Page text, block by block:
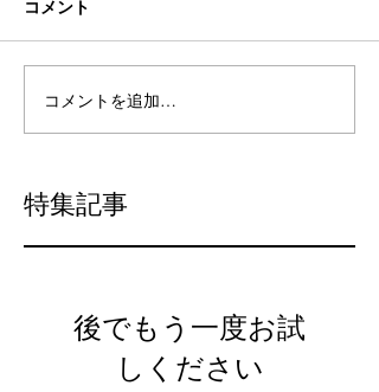
コメント
コメントを追加…
特集記事
後でもう一度お試
しください